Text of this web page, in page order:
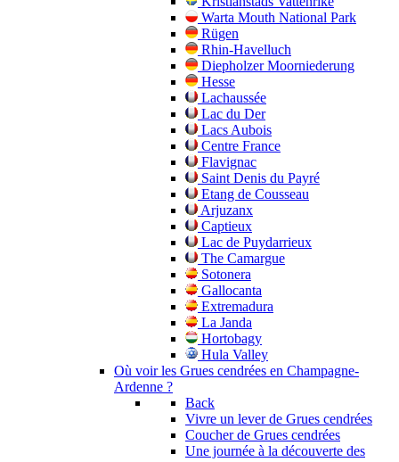
Warta Mouth National Park
Rügen
Rhin-Havelluch
Diepholzer Moorniederung
Hesse
Lachaussée
Lac du Der
Lacs Aubois
Centre France
Flavignac
Saint Denis du Payré
Etang de Cousseau
Arjuzanx
Captieux
Lac de Puydarrieux
The Camargue
Sotonera
Gallocanta
Extremadura
La Janda
Hortobagy
Hula Valley
Où voir les Grues cendrées en Champagne-
Ardenne ?
Back
Vivre un lever de Grues cendrées
Coucher de Grues cendrées
Une journée à la découverte des